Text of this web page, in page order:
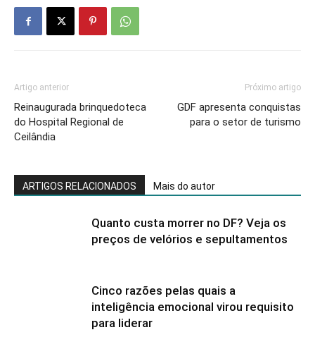
Artigo anterior
Reinaugurada brinquedoteca
do Hospital Regional de
Ceilândia
Próximo artigo
GDF apresenta conquistas
para o setor de turismo
ARTIGOS RELACIONADOS Mais do autor
Quanto custa morrer no DF? Veja os
preços de velórios e sepultamentos
Cinco razões pelas quais a
inteligência emocional virou requisito
para liderar